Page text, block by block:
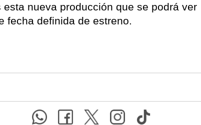
nueva producción que se podrá ver
fecha definida de estreno.